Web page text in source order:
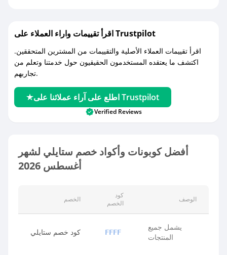
اقرأ تقييمات واراء العملاء على Trustpilot
اقرأ تقييمات العملاء الأصلية والتقييمات من المشترين المتحققين.
اكتشف ما يعتقده المستخدمون الحقيقيون حول خدمتنا وتعلم من
تجاربهم.
اطلع على آراء عملائنا على Trustpilot
Verified Reviews
أفضل كوبونات وأكواد خصم ستايلي لشهر
أغسطس 2026
الخصم
كود
الخصم
الوصف
كود خصم ستايلي FFFF
يشمل جميع
المنتجات